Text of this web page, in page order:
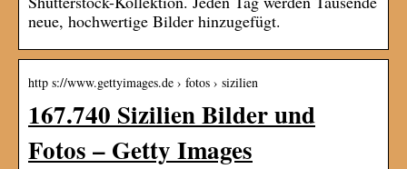
neue, hochwertige Bilder hinzugefügt.
http s://www.gettyimages.de › fotos › sizilien
167.740 Sizilien Bilder und
Fotos – Getty Images